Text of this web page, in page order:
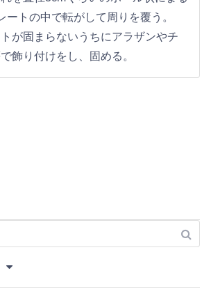
ートの中で転がして周りを覆う。
が固まらないうちにアラザンやチ
飾り付けをし、固める。